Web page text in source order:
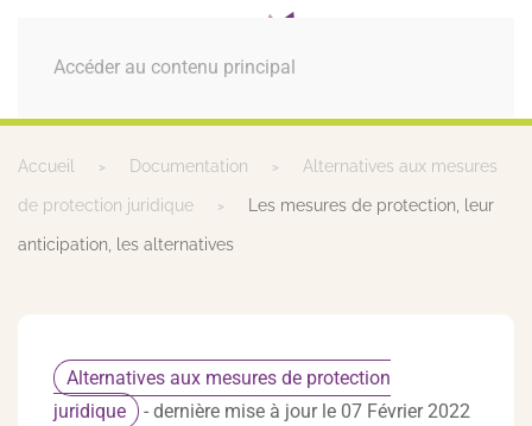
Accéder au contenu principal
MENU
Accueil Documentation Alternatives aux mesures
de protection juridique Les mesures de protection, leur
anticipation, les alternatives
Alternatives aux mesures de protection
juridique
- dernière mise à jour le 07 Février 2022